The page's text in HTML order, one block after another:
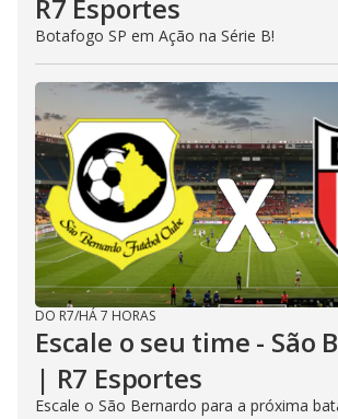
R7 Esportes
Botafogo SP em Ação na Série B!
DO R7/HÁ 7 HORAS
Escale o seu time - São
| R7 Esportes
Escale o São Bernardo para a próxima